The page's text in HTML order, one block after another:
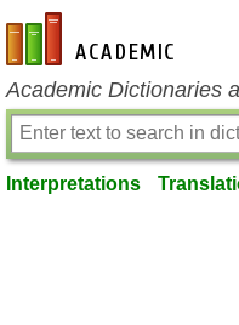
en-academic.com
Academic Dictionaries
Interpretations